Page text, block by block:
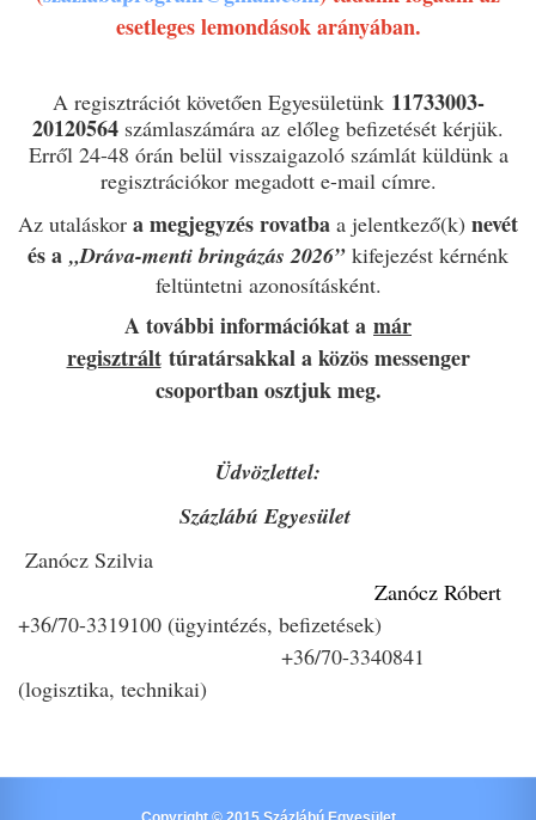
esetleges lemondások arányában.
A regisztrációt követően Egyesületünk 11733003-
20120564 számlaszámára az előleg befizetését kérjük.
Erről 24-48 órán belül visszaigazoló számlát küldünk a
regisztrációkor megadott e-mail címre.
Az utaláskor a megjegyzés rovatba a jelentkező(k) nevét
és a „Dráva-menti bringázás 2026” kifejezést kérnénk
feltüntetni azonosításként.
A további információkat a már
regisztrálttúratársakkal a közös messenger
csoportban osztjuk meg.
Üdvözlettel:
Százlábú Egyesület
Zanócz Szilvia
Zanócz Róbert
+36/70-3319100 (ügyintézés, befizetések)
+36/70-3340841
(logisztika, technikai)